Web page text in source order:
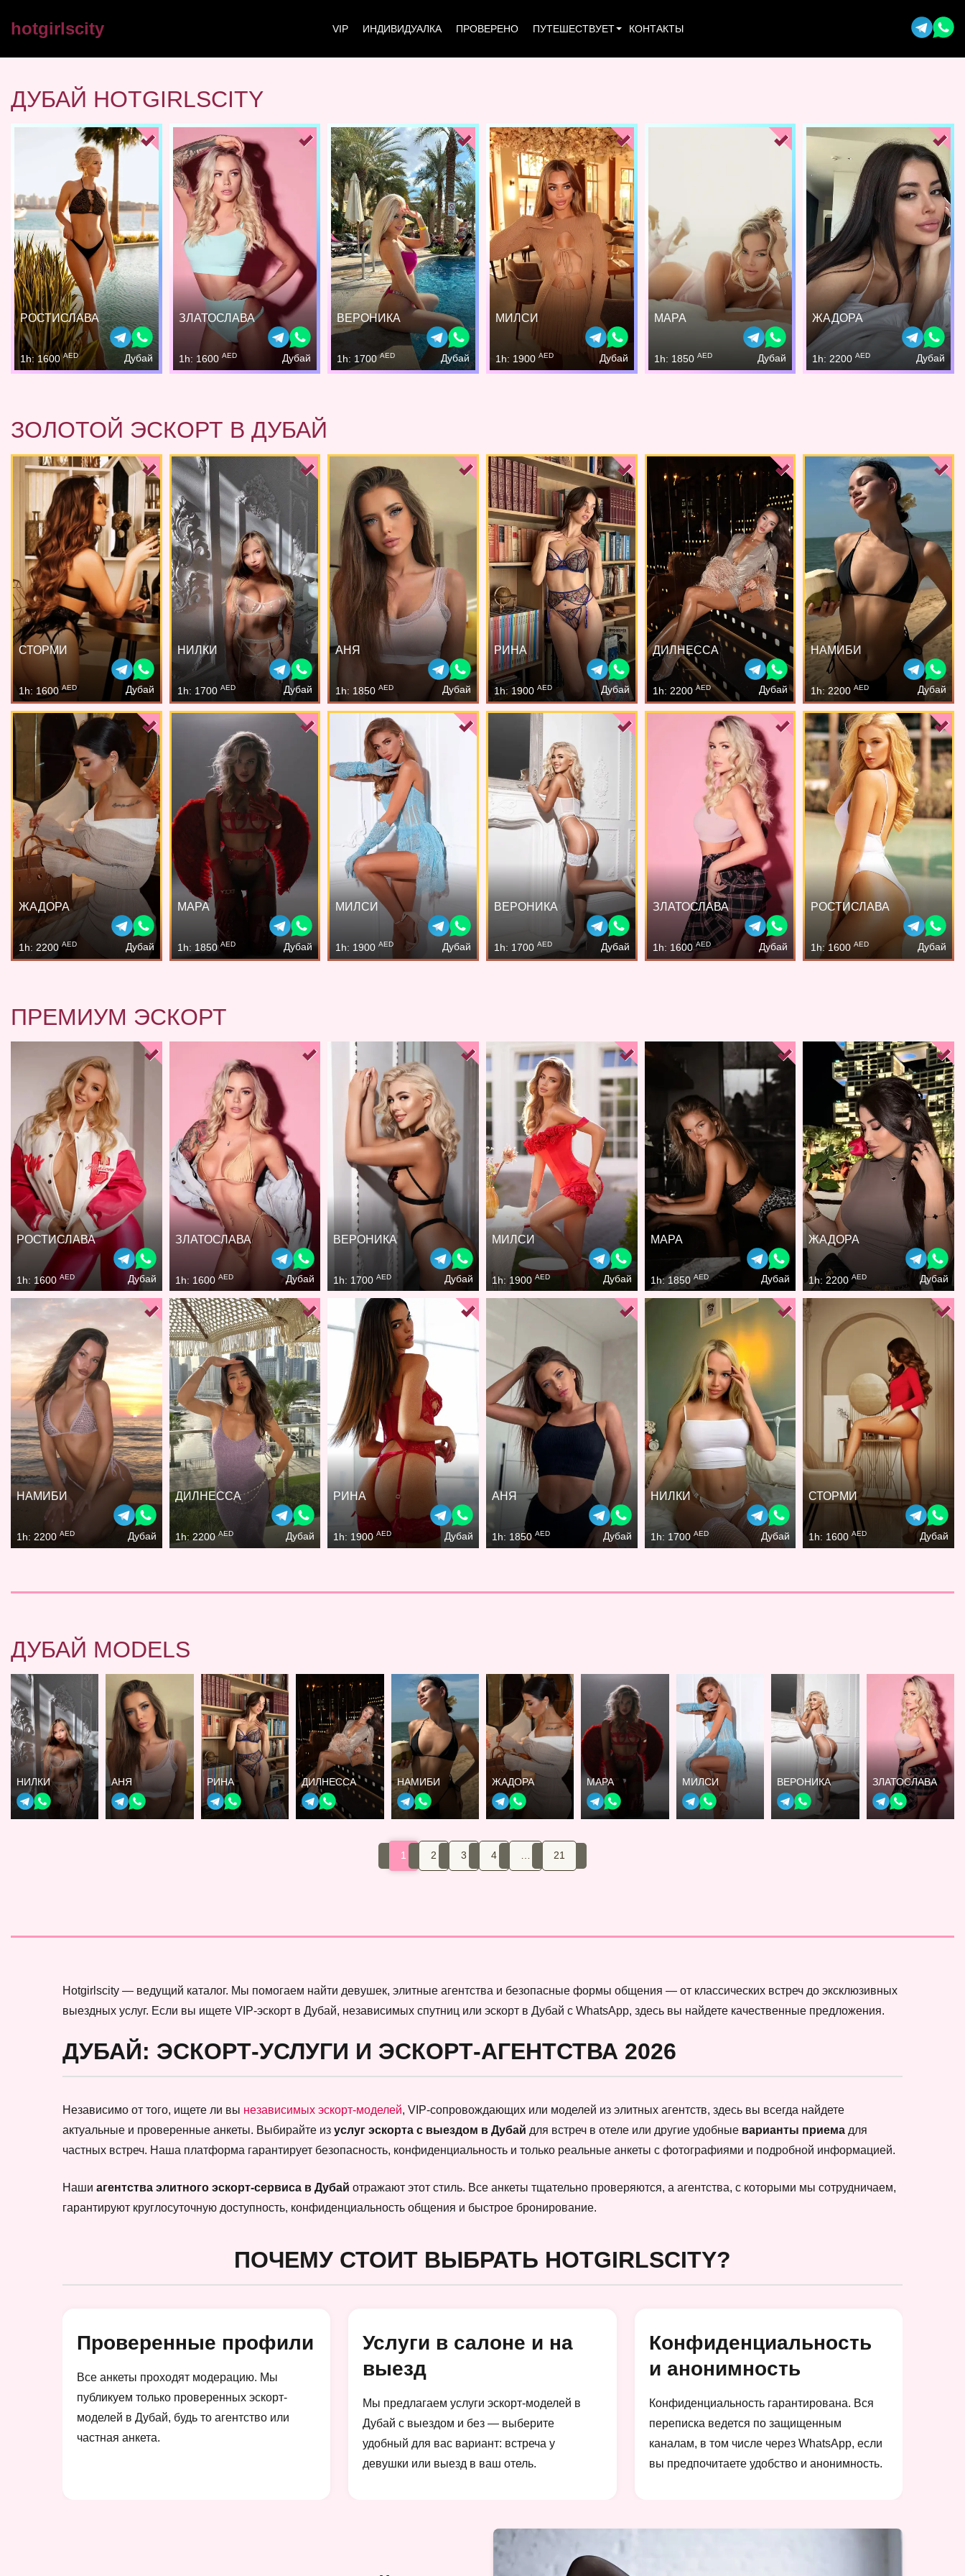
hotgirlscity VIP ИНДИВИДУАЛКА ПРОВЕРЕНО ПУТЕШЕСТВУЕТ КОНТАКТЫ
ДУБАЙ HOTGIRLSCITY
РОСТИСЛАВА
1h: 1600AED Дубай
ЗЛАТОСЛАВА
1h: 1600 AED Дубай
ВЕРОНИКА
1h: 1700AED Дубай
МИЛСИ
1h: 1900 AED Дубай
МАРА
1h: 1850 AED Дубай
ЖАДОРА
1h: 2200AED Дубай
ЗОЛОТОЙ ЭСКОРТ В ДУБАЙ
СТОРМИ
1h: 1600AED Дубай
НИЛКИ
1h: 1700 AED Дубай
АНЯ
1h: 1850AED Дубай
РИНА
1h: 1900 AED Дубай
ДИЛНЕССА
1h: 2200 AED Дубай
НАМИБИ
1h: 2200AED Дубай
ЖАДОРА
1h: 2200AED Дубай
МАРА
1h: 1850AED Дубай
МИЛСИ
1h: 1900AED Дубай
ВЕРОНИКА
1h: 1700 AED Дубай
ЗЛАТОСЛАВА
1h: 1600AED Дубай
РОСТИСЛАВА
1h: 1600AED Дубай
ПРЕМИУМ ЭСКОРТ
РОСТИСЛАВА
1h: 1600 AED Дубай
ЗЛАТОСЛАВА
1h: 1600 AED Дубай
ВЕРОНИКА
1h: 1700AED Дубай
МИЛСИ
1h: 1900AED Дубай
МАРА
1h: 1850 AED Дубай
ЖАДОРА
1h: 2200AED Дубай
НАМИБИ
1h: 2200 AED Дубай
ДИЛНЕССА
1h: 2200AED Дубай
РИНА
1h: 1900AED Дубай
АНЯ
1h: 1850AED Дубай
НИЛКИ
1h: 1700 AED Дубай
СТОРМИ
1h: 1600AED Дубай
ДУБАЙ MODELS
НИЛКИ АНЯ РИНА ДИЛНЕССА НАМИБИ ЖАДОРА МАРА МИЛСИ ВЕРОНИКА ЗЛАТОСЛАВА
1 2 3 4 21
Hotgirlscity — ведущий каталог. Мы помогаем найти девушек, элитные агентства и безопасные формы общения — от классических встреч до эксклюзивных
выездных услуг. Если вы ищете VIP-эскорт в Дубай, независимых спутниц или эскорт в Дубай с WhatsApp, здесь вы найдете качественные предложения.
ДУБАЙ: ЭСКОРТ-УСЛУГИ И ЭСКОРТ-АГЕНТСТВА 2026
Независимо от того, ищете ли вы независимых эскорт-моделей, VIP-сопровождающих или моделей из элитных агентств, здесь вы всегда найдете
актуальные и проверенные анкеты. Выбирайте из услуг эскорта с выездом в Дубай для встреч в отеле или другие удобные варианты приема для
частных встреч. Наша платформа гарантирует безопасность, конфиденциальность и только реальные анкеты с фотографиями и подробной информацией.
Наши агентства элитного эскорт-сервиса в Дубай отражают этот стиль. Все анкеты тщательно проверяются, а агентства, с которыми мы сотрудничаем,
гарантируют круглосуточную доступность, конфиденциальность общения и быстрое бронирование.
ПОЧЕМУ СТОИТ ВЫБРАТЬ HOTGIRLSCITY?
Проверенные профили
Все анкеты проходят модерацию. Мы
публикуем только проверенных эскорт-
моделей в Дубай, будь то агентство или
частная анкета.
Услуги в салоне и на
выезд
Мы предлагаем услуги эскорт-моделей в
Дубай с выездом и без — выберите
удобный для вас вариант: встреча у
девушки или выезд в ваш отель.
Конфиденциальность
и анонимность
Конфиденциальность гарантирована. Вся
переписка ведется по защищенным
каналам, в том числе через WhatsApp, если
вы предпочитаете удобство и анонимность.